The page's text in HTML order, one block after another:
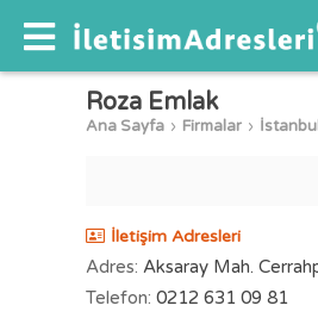
Roza Emlak
Ana Sayfa Firmalar İstanbul
İletişim Adresleri
Adres: Aksaray Mah.
Telefon: 0212 631 09 81